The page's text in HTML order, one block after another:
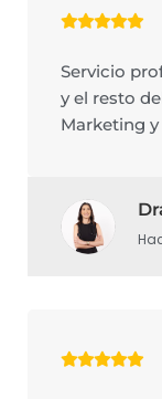
Servicio
y el resto
Marketing y